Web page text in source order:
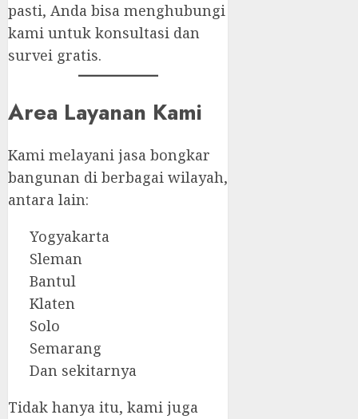
pasti, Anda bisa menghubungi
kami untuk konsultasi dan
survei gratis.
Area Layanan Kami
Kami melayani jasa bongkar
bangunan di berbagai wilayah,
antara lain:
Yogyakarta
Sleman
Bantul
Klaten
Solo
Semarang
Dan sekitarnya
Tidak hanya itu, kami juga